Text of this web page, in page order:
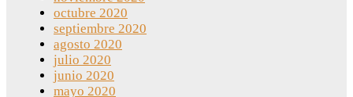
octubre 2020
septiembre 2020
agosto 2020
julio 2020
junio 2020
mayo 2020